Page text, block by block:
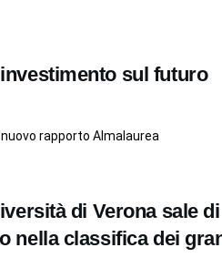
sul futuro
rapporto Almalaurea
di Verona sale
nella classifica dei